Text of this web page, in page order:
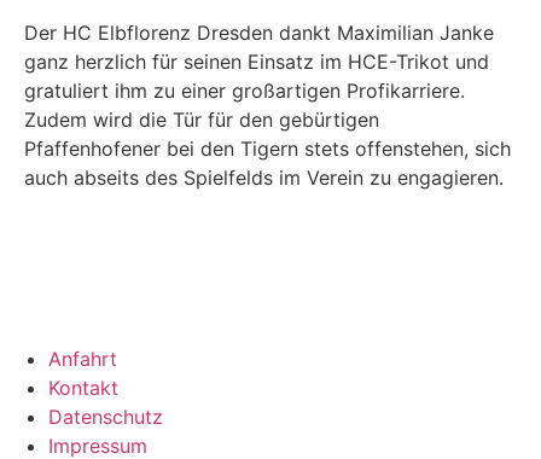
Der HC Elbflorenz Dresden dankt Maximilian Janke
ganz herzlich für seinen Einsatz im HCE-Trikot und
gratuliert ihm zu einer großartigen Profikarriere.
Zudem wird die Tür für den gebürtigen
Pfaffenhofener bei den Tigern stets offenstehen, sich
auch abseits des Spielfelds im Verein zu engagieren.
Anfahrt
Kontakt
Datenschutz
Impressum